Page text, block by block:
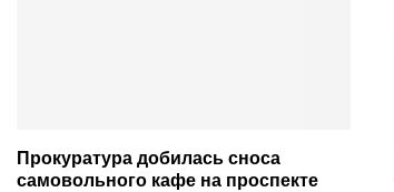
Прокуратура добилась сноса
самовольного кафе на проспекте